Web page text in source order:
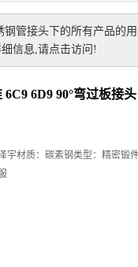
钢管接头 下的所有产品的
信息,请点击访问!
6D9 90°弯过板接头
宇材质：碳素钢类型：精密锻